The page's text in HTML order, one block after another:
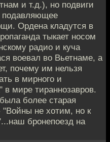
и т.д.), но подвиги
подавляющее
Ордена кладутся в
тыкает носом
радио и куча
воевал во Вьетнаме, а
почему им нельзя
в мирного и
в мире тираннозавров.
более старая
"Войны не хотим, но к
бронепоезд на